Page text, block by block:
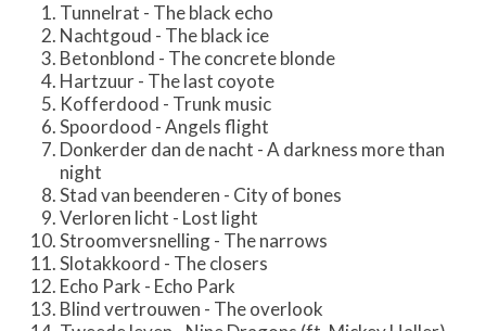
Tunnelrat - The black echo
Nachtgoud - The black ice
Betonblond - The concrete blonde
Hartzuur - The last coyote
Kofferdood - Trunk music
Spoordood - Angels flight
Donkerder dan de nacht - A darkness more than
night
Stad van beenderen - City of bones
Verloren licht - Lost light
Stroomversnelling - The narrows
Slotakkoord - The closers
Echo Park - Echo Park
Blind vertrouwen - The overlook